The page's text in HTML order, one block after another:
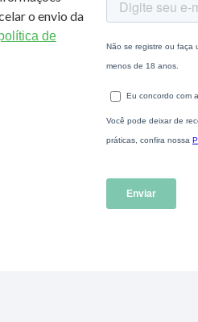
o envio da
de